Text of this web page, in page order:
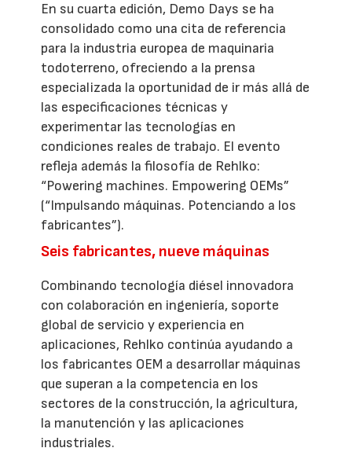
En su cuarta edición, Demo Days se ha
consolidado como una cita de referencia
para la industria europea de maquinaria
todoterreno, ofreciendo a la prensa
especializada la oportunidad de ir más allá de
las especificaciones técnicas y
experimentar las tecnologías en
condiciones reales de trabajo. El evento
refleja además la filosofía de Rehlko:
“Powering machines. Empowering OEMs”
(“Impulsando máquinas. Potenciando a los
fabricantes”).
Seis fabricantes, nueve máquinas
Combinando tecnología diésel innovadora
con colaboración en ingeniería, soporte
global de servicio y experiencia en
aplicaciones, Rehlko continúa ayudando a
los fabricantes OEM a desarrollar máquinas
que superan a la competencia en los
sectores de la construcción, la agricultura,
la manutención y las aplicaciones
industriales.